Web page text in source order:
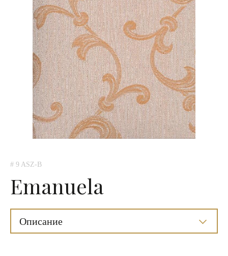
# 9 ASZ-B
Emanuela
Описание